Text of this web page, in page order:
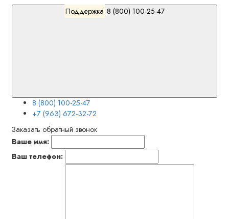
Поддержка
8 (800) 100-25-47
+7 (963) 672-32-72
Заказать обратный звонок
Ваше имя:
Ваш телефон: